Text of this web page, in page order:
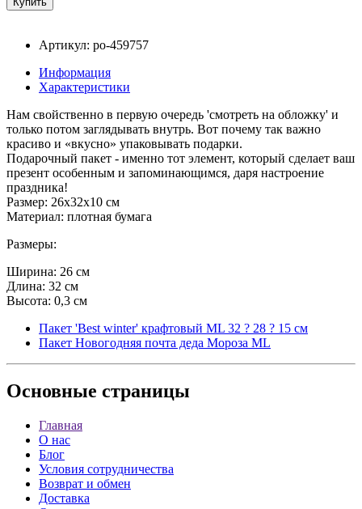
Артикул: po-459757
Информация
Характеристики
Нам свойственно в первую очередь 'смотреть на обложку' и
только потом заглядывать внутрь. Вот почему так важно
красиво и «вкусно» упаковывать подарки.
Подарочный пакет - именно тот элемент, который сделает ваш
презент особенным и запоминающимся, даря настроение
праздника!
Размер: 26х32х10 см
Материал: плотная бумага
Размеры:
Ширина: 26 см
Длина: 32 см
Высота: 0,3 см
Пакет 'Best winter' крафтовый ML 32 ? 28 ? 15 см
Пакет Новогодняя почта деда Мороза ML
Основные страницы
Главная
О нас
Блог
Условия сотрудничества
Возврат и обмен
Доставка